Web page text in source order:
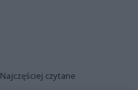
Najczęściej czytane